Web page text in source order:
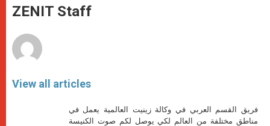
p
p
g
e
o
k
ZENIT Staff
View all articles
فريق القسم العربي في وكالة زينيت العالمية يعمل في
مناطق مختلفة من العالم لكي يوصل لكم صوت الكنيسة